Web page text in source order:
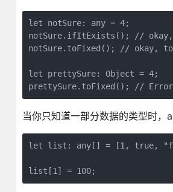
let notSure: any = 4;
notSure.ifItExists(); //
notSure.toFixed(); // okay,
let prettySure: Object = 4;
当你只知道一部分数据的类型时，
let list: any[] = [1, true,